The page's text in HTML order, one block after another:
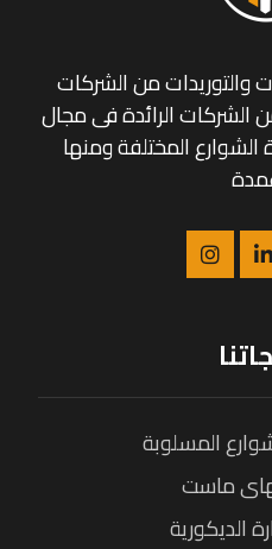
والتوريدات من الشركات
عام 2023 ومن الشركات الرائدة فى مجال
الشوارع المختلفة ومنها
المسلوبة
ماست
الديكورية